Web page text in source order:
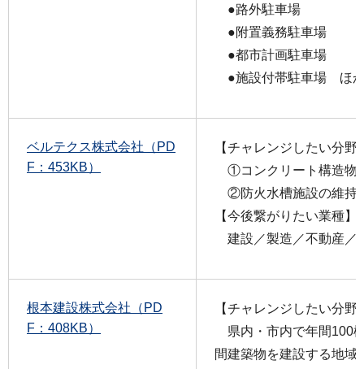
●路外駐車場
●附置義務駐車場
●都市計画駐車場
●施設付帯駐車場 ほ
ベルテクス株式会社（PD
F：453KB）
【チャレンジしたい分野
①コンクリート構造物
②防火水槽施設の維持
【今後繋がりたい業種】
建設／製造／不動産／
根本建設株式会社（PD
F：408KB）
【チャレンジしたい分野
県内・市内で年間100
間建築物を建設する地域